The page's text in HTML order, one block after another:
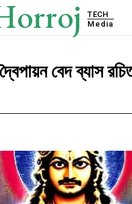
TECH
Media
বেদ ব্যাস